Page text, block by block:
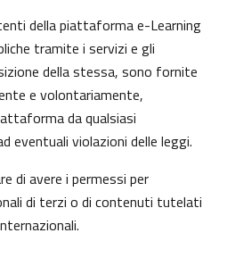
della piattaforma e-Learning
tramite i servizi e gli
della stessa, sono fornite
e volontariamente,
da qualsiasi
eventuali violazioni delle leggi.
di avere i permessi per
di terzi o di contenuti tutelati